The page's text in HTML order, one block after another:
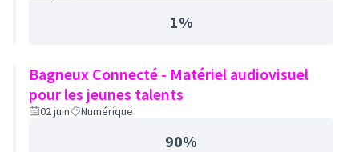
1%
Bagneux Connecté - Matériel audiovisuel
pour les jeunes talents
02 juin Numérique
90%